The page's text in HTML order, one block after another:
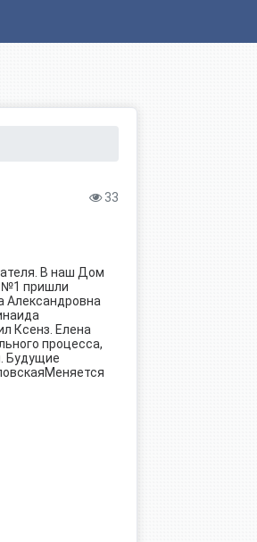
33
В наш Дом
№1 пришли
Александровна
Ксенз. Елена
процесса,
Будущие